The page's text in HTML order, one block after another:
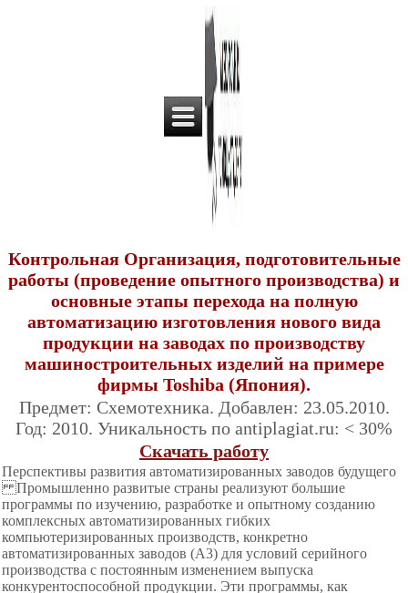
Контрольная Организация, подготовительные
работы (проведение опытного производства) и
основные этапы перехода на полную
автоматизацию изготовления нового вида
продукции на заводах по производству
машиностроительных изделий на примере
фирмы Toshiba (Япония).
Предмет: Схемотехника. Добавлен: 23.05.2010.
Год: 2010. Уникальность по antiplagiat.ru: < 30%
Скачать работу
Перспективы развития автоматизированных заводов будущего
Промышленно развитые страны реализуют большие
программы по изучению, разработке и опытному созданию
комплексных автоматизированных гибких
компьютеризированных производств, конкретно
автоматизированных заводов (A3) для условий серийного
производства с постоянным изменением выпуска
конкурентоспособной продукции. Эти программы, как